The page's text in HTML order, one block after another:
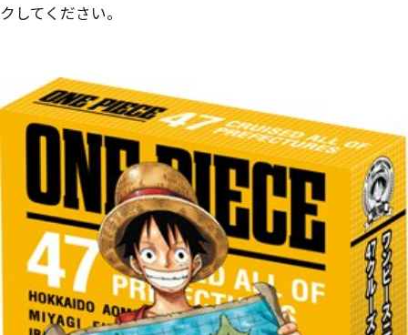
クしてください。